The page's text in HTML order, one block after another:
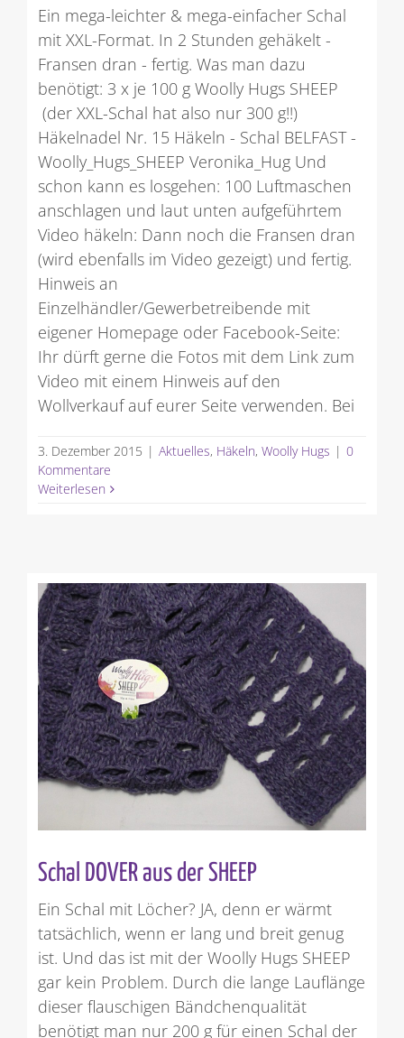
Ein mega-leichter & mega-einfacher Schal
mit XXL-Format. In 2 Stunden gehäkelt -
Fransen dran - fertig. Was man dazu
benötigt: 3 x je 100 g Woolly Hugs SHEEP
(der XXL-Schal hat also nur 300 g!!)
Häkelnadel Nr. 15 Häkeln - Schal BELFAST -
Woolly_Hugs_SHEEP Veronika_Hug Und
schon kann es losgehen: 100 Luftmaschen
anschlagen und laut unten aufgeführtem
Video häkeln: Dann noch die Fransen dran
(wird ebenfalls im Video gezeigt) und fertig.
Hinweis an
Einzelhändler/Gewerbetreibende mit
eigener Homepage oder Facebook-Seite:
Ihr dürft gerne die Fotos mit dem Link zum
Video mit einem Hinweis auf den
Wollverkauf auf eurer Seite verwenden. Bei
3. Dezember 2015 | Aktuelles, Häkeln, Woolly Hugs | 0
Kommentare
Weiterlesen
Schal DOVER aus der SHEEP
Ein Schal mit Löcher? JA, denn er wärmt
tatsächlich, wenn er lang und breit genug
ist. Und das ist mit der Woolly Hugs SHEEP
gar kein Problem. Durch die lange Lauflänge
dieser flauschigen Bändchenqualität
benötigt man nur 200 g für einen Schal der